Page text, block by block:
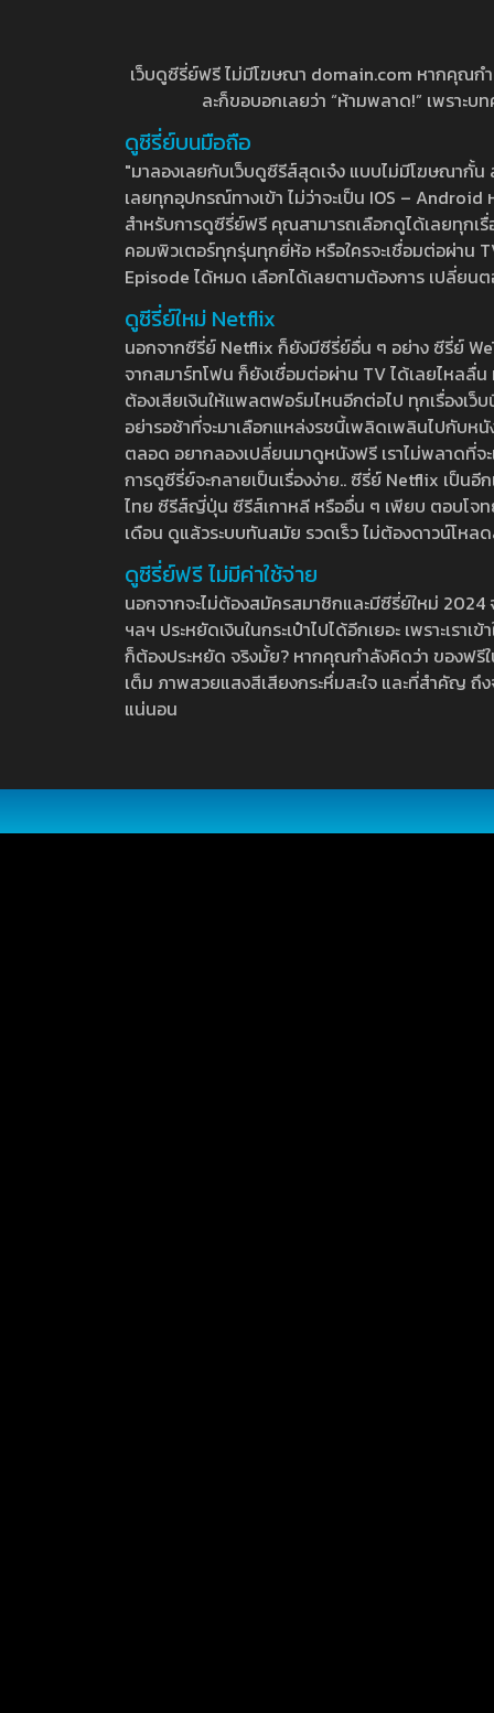
เว็บดูซีรี่ย์ฟรี ไม่มีโฆษณา domain.com หากคุณก
ละก็ขอบอกเลยว่า “ห้ามพลาด!” เพราะ
ดูซีรี่ย์บนมือถือ
"มาลองเลยกับเว็บดูซีรีส์สุดเจ๋ง แบบไม่มีโฆษณากั้
เลยทุกอุปกรณ์ทางเข้า ไม่ว่าจะเป็น IOS –
สำหรับการดูซีรี่ย์ฟรี คุณสามารถเลือกดูได้เลยทุกเ
คอมพิวเตอร์ทุกรุ่นทุกยี่ห้อ หรือใครจะเชื่อมต่อผ่าน
Episode ได้หมด เลือกได้เลยตามต้องการ เปลี่ยน
ดูซีรี่ย์ใหม่ Netflix
นอกจากซีรี่ย์ Netflix ก็ยังมีซีรี่ย์อื่น ๆ อย่าง ซีรี่ย์
จากสมาร์ทโฟน ก็ยังเชื่อมต่อผ่าน TV ได้เลยไหลลื่
ต้องเสียเงินให้แพลตฟอร์มไหนอีกต่อไป ทุกเรื่องเว็
อย่ารอช้าที่จะมาเลือกแหล่งรชนี้เพลิดเพลินไปกับห
ตลอด อยากลองเปลี่ยนมาดูหนังฟรี เราไม่พลาดที่
การดูซีรี่ย์จะกลายเป็นเรื่องง่าย.. ซีรี่ย์ Netflix เป็น
ไทย ซีรีส์ญี่ปุ่น ซีรีส์เกาหลี หรืออื่น ๆ เพียบ ตอบโจท
เดือน ดูแล้วระบบทันสมัย รวดเร็ว ไม่ต้องดาวน์โห
ดูซีรี่ย์ฟรี ไม่มีค่าใช้จ่าย
นอกจากจะไม่ต้องสมัครสมาชิกและมีซีรี่ย์ใหม่
ฯลฯ ประหยัดเงินในกระเป๋าไปได้อีกเยอะ เพราะเร
ก็ต้องประหยัด จริงมั้ย? หากคุณกำลังคิดว่า ของฟ
เต็ม ภาพสวยแสงสีเสียงกระหึ่มสะใจ และที่สำคัญ
แน่นอน